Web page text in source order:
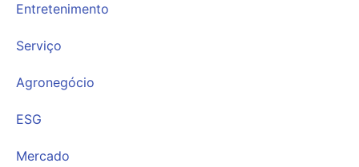
Entretenimento
Serviço
Agronegócio
ESG
Mercado